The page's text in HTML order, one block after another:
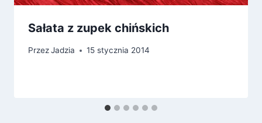
Sałata z zupek chińskich
PrzezJadzia 15 stycznia 2014